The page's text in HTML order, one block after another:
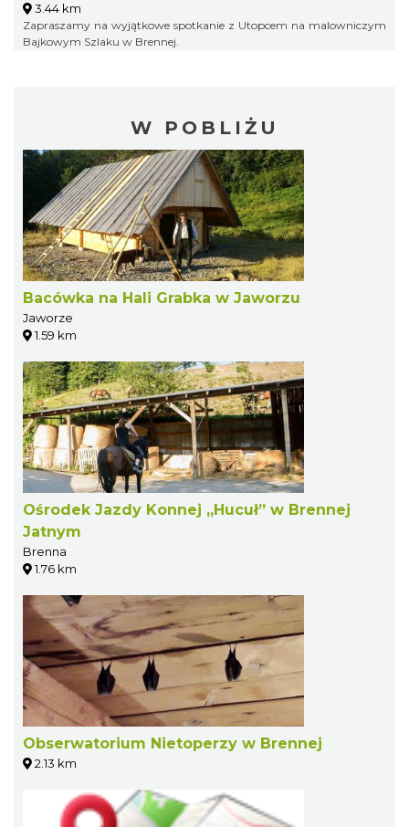
3.44 km
Zapraszamy na wyjątkowe spotkanie z Utopcem na malowniczym
Bajkowym Szlaku w Brennej.
W POBLIŻU
Bacówka na Hali Grabka w Jaworzu
Jaworze
1.59 km
Ośrodek Jazdy Konnej „Hucuł” w Brennej
Jatnym
Brenna
1.76 km
Obserwatorium Nietoperzy w Brennej
2.13 km